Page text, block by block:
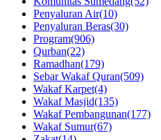
Penyaluran Air(10)
Penyaluran Beras(30)
Program(906)
Qurban(22)
Ramadhan(179)
Sebar Wakaf Quran(509)
Wakaf Karpet(4)
Wakaf Masjid(135)
Wakaf Pembangunan(177)
Wakaf Sumur(67)